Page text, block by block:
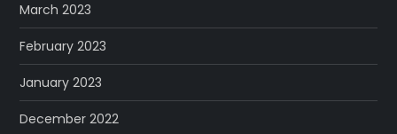
March 2023
February 2023
January 2023
December 2022